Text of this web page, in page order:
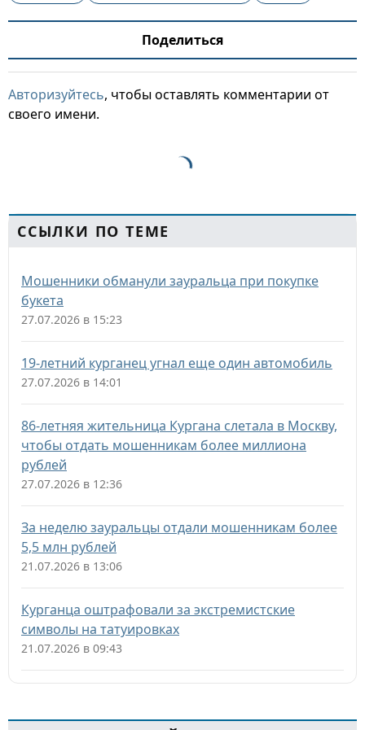
Поделиться
Авторизуйтесь, чтобы оставлять комментарии от
своего имени.
ССЫЛКИ ПО ТЕМЕ
Мошенники обманули зауральца при покупке
букета
27.07.2026 в 15:23
19-летний курганец угнал еще один автомобиль
27.07.2026 в 14:01
86-летняя жительница Кургана слетала в Москву,
чтобы отдать мошенникам более миллиона
рублей
27.07.2026 в 12:36
За неделю зауральцы отдали мошенникам более
5,5 млн рублей
21.07.2026 в 13:06
Курганца оштрафовали за экстремистские
символы на татуировках
21.07.2026 в 09:43